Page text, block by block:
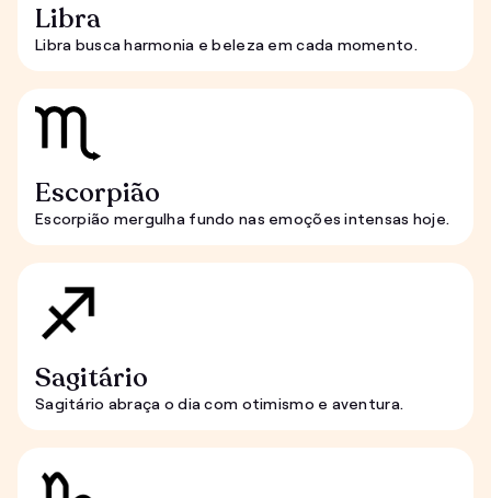
Libra
Libra busca harmonia e beleza em cada momento.
Escorpião
Escorpião mergulha fundo nas emoções intensas hoje.
Sagitário
Sagitário abraça o dia com otimismo e aventura.